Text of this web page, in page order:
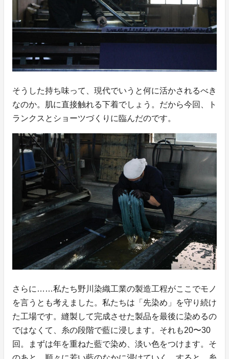
そうした持ち味って、現代でいうと何に活かされるべき
なのか。肌に直接触れる下着でしょう。だから今回、ト
ランクスとショーツづくりに臨んだのです。
さらに……私たち野川染織工業の製造工程がここでモノ
を言うとも考えました。私たちは「先染め」を守り続け
た工場です。縫製して完成させた製品を最後に染めるの
ではなくて、糸の段階で藍に浸します。それも20〜30
回。まずは年を重ねた藍で染め、淡い色をつけます。そ